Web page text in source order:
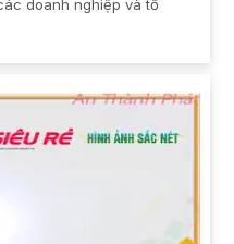
doanh nghiệp và tổ